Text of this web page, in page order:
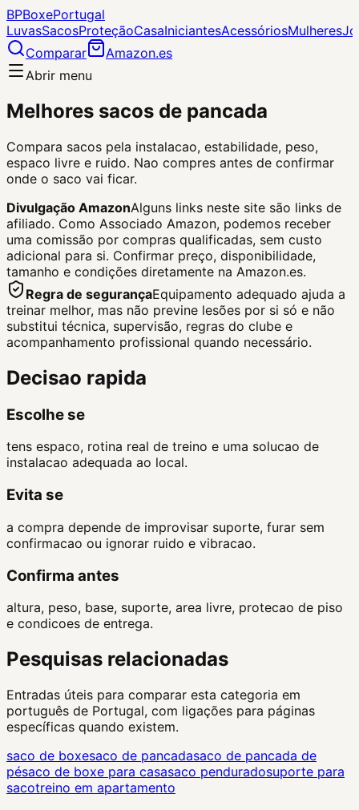
BPBoxePortugal
LuvasSacosProteçãoCasaIniciantesAcessóriosMulheres
Comparar
Amazon.es
Abrir menu
Melhores sacos de pancada
Compara sacos pela instalacao, estabilidade, peso,
espaco livre e ruido. Nao compres antes de confirmar
onde o saco vai ficar.
Divulgação AmazonAlguns links neste site são links de
afiliado. Como Associado Amazon, podemos receber
uma comissão por compras qualificadas, sem custo
adicional para si. Confirmar preço, disponibilidade,
tamanho e condições diretamente na Amazon.es.
Regra de segurançaEquipamento adequado ajuda a
treinar melhor, mas não previne lesões por si só e não
substitui técnica, supervisão, regras do clube e
acompanhamento profissional quando necessário.
Decisao rapida
Escolhe se
tens espaco, rotina real de treino e uma solucao de
instalacao adequada ao local.
Evita se
a compra depende de improvisar suporte, furar sem
confirmacao ou ignorar ruido e vibracao.
Confirma antes
altura, peso, base, suporte, area livre, protecao de piso
e condicoes de entrega.
Pesquisas relacionadas
Entradas úteis para comparar esta categoria em
português de Portugal, com ligações para páginas
específicas quando existem.
saco de boxesaco de pancadasaco de pancada de
pésaco de boxe para casasaco penduradosuporte para
sacotreino em apartamento